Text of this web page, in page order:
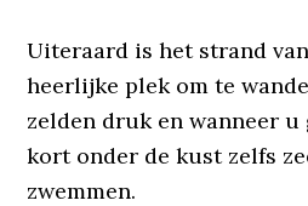
Uiteraard is het strand
heerlijke plek om te
zelden druk en wanneer
kort onder de kust zelfs
zwemmen.